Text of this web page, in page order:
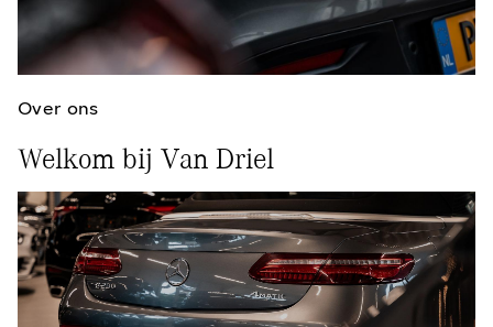
Over ons
Welkom bij Van Driel